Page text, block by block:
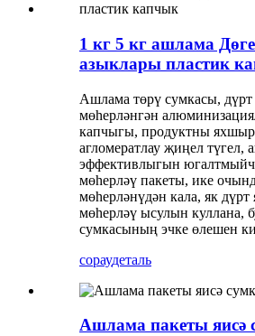
1 кг 5 кг ашлама
азыклары пластик
Ашлама төрү сумкасы,
мөһерләнгән
капчыгы, продуктны
агломератлау җиңел түгел,
эффективлыгын
мөһерләү пакеты, ике
мөһерләнүдән кала, як
мөһерләү ысулын куллана,
сумкасының эчке өлешен
сораудеталь
Ашлама пакеты яисә